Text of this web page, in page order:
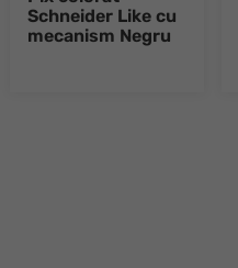
Schneider Like cu
mecanism Negru